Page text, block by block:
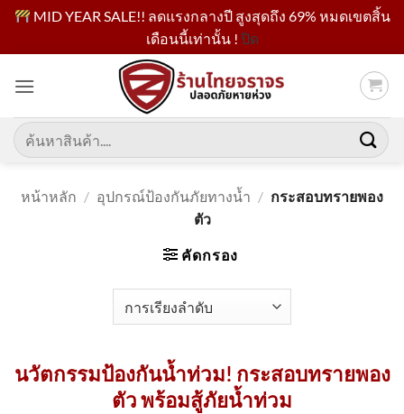
MID YEAR SALE!! ลดแรงกลางปี สูงสุดถึง 69% หมดเขตสิ้น
เดือนนี้เท่านั้น ! ปิด
เนื้อหา
ค้นหา:
หน้าหลัก / อุปกรณ์ป้องกันภัยทางน้ำ / กระสอบทรายพอง
ตัว
คัดกรอง
นวัตกรรมป้องกันน้ำท่วม! กระสอบทรายพอง
ตัว พร้อมสู้ภัยน้ำท่วม